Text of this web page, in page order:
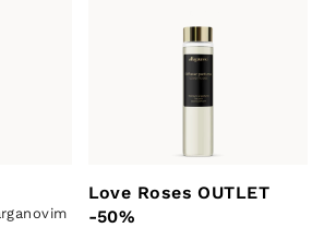
Love Roses OUTLET
-50%